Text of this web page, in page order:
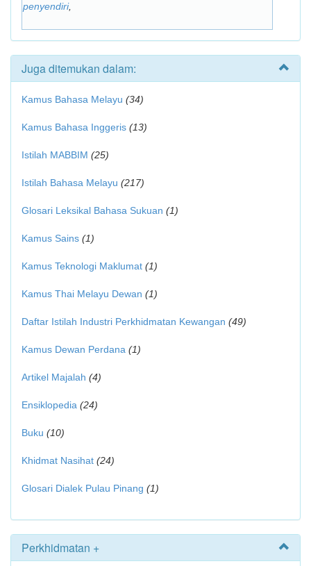
penyendiri,
Juga ditemukan dalam:
Kamus Bahasa Melayu (34)
Kamus Bahasa Inggeris (13)
Istilah MABBIM (25)
Istilah Bahasa Melayu (217)
Glosari Leksikal Bahasa Sukuan (1)
Kamus Sains (1)
Kamus Teknologi Maklumat (1)
Kamus Thai Melayu Dewan (1)
Daftar Istilah Industri Perkhidmatan Kewangan (49)
Kamus Dewan Perdana (1)
Artikel Majalah (4)
Ensiklopedia (24)
Buku (10)
Khidmat Nasihat (24)
Glosari Dialek Pulau Pinang (1)
Perkhidmatan +